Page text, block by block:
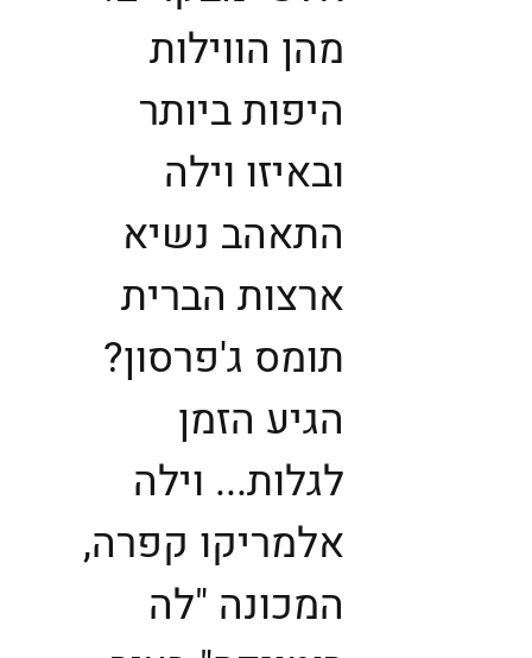
מהן הווילות
היפות ביותר
ובאיזו וילה
התאהב נשיא
ארצות הברית
תומס ג'פרסון?
הגיע הזמן
לגלות... וילה
אלמריקו קפרה,
המכונה "לה